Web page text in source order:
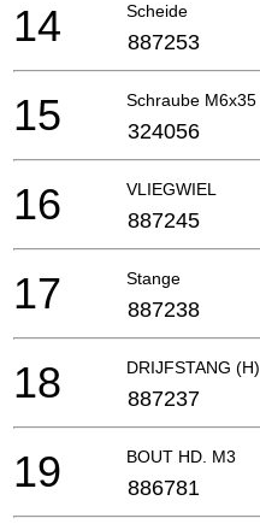
Scheide
14 887253
Schraube M6x35
15 324056
VLIEGWIEL
16 887245
Stange
17 887238
DRIJFSTANG (H)
18 887237
BOUT HD. M3
19 886781